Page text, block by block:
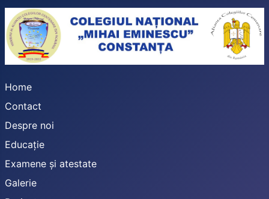
Home
Contact
Despre noi
Educație
Examene și atestate
Galerie